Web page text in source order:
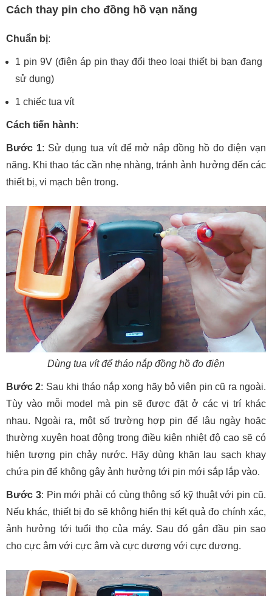
Cách thay pin cho đồng hồ vạn năng
Chuẩn bị:
1 pin 9V (điện áp pin thay đổi theo loại thiết bị bạn đang
sử dụng)
1 chiếc tua vít
Cách tiến hành:
Bước 1: Sử dụng tua vít để mở nắp đồng hồ đo điện vạn
năng. Khi thao tác cần nhẹ nhàng, tránh ảnh hưởng đến các
thiết bị, vi mạch bên trong.
Dùng tua vít để tháo nắp đồng hồ đo điện
Bước 2: Sau khi tháo nắp xong hãy bỏ viên pin cũ ra ngoài.
Tùy vào mỗi model mà pin sẽ được đặt ở các vị trí khác
nhau. Ngoài ra, một số trường hợp pin để lâu ngày hoặc
thường xuyên hoạt động trong điều kiện nhiệt độ cao sẽ có
hiện tượng pin chảy nước. Hãy dùng khăn lau sạch khay
chứa pin để không gây ảnh hưởng tới pin mới sắp lắp vào.
Bước 3: Pin mới phải có cùng thông số kỹ thuật với pin cũ.
Nếu khác, thiết bị đo sẽ không hiển thị kết quả đo chính xác,
ảnh hưởng tới tuổi thọ của máy. Sau đó gắn đầu pin sao
cho cực âm với cực âm và cực dương với cực dương.